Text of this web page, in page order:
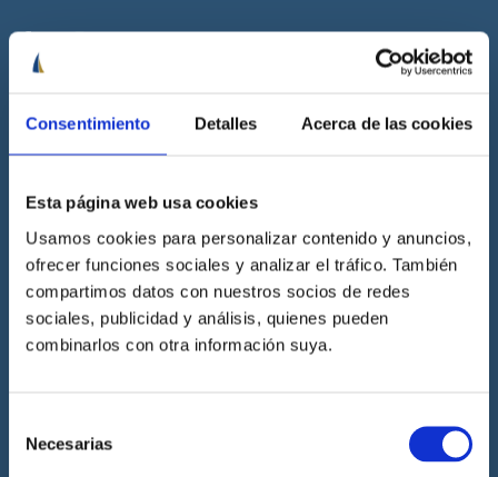
Consentimiento Detalles Acerca de las cookies
Esta página web usa cookies
Usamos cookies para personalizar contenido y anuncios,
ofrecer funciones sociales y analizar el tráfico. También
compartimos datos con nuestros socios de redes
sociales, publicidad y análisis, quienes pueden
combinarlos con otra información suya.
Necesarias
Contacta con Cenáutica
Historia de Cenáutica
Trabaja con Cenáutica
Sala de prensa
Preguntas frecuentes